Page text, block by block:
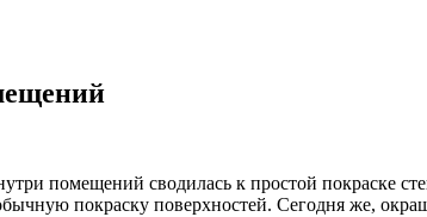
помещений сводилась к простой покраске
покраску поверхностей. Сегодня же,